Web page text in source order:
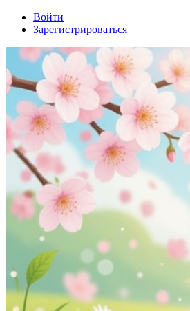
Войти
Зарегистрироваться